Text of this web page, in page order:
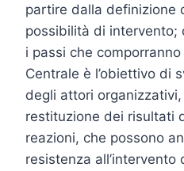
partire dalla definizione
possibilità di intervento;
i passi che
Centrale è l’obiettivo di
degli attori
restituzione dei risultati
reazioni, che possono
resistenza all’intervento